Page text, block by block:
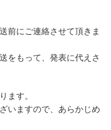
前にご連絡させて頂きま
をもって、発表に代えさ
ます。
いますので、あらかじめ